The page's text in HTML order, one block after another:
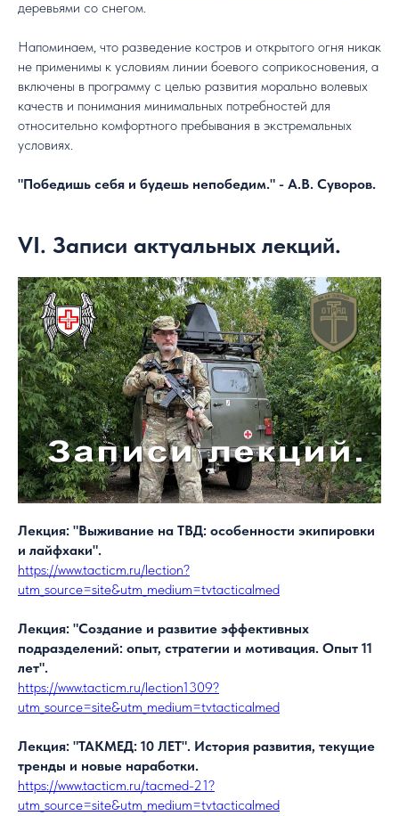
деревьями со снегом.
Напоминаем, что разведение костров и открытого огня никак
не применимы к условиям линии боевого соприкосновения, а
включены в программу с целью развития морально волевых
качеств и понимания минимальных потребностей для
относительно комфортного пребывания в экстремальных
условиях.
"Победишь себя и будешь непобедим." - А.В. Суворов.
VI. Записи актуальных лекций.
Лекция: "Выживание на ТВД: особенности экипировки
и лайфхаки".
https://www.tacticm.ru/lection?
utm_source=site&utm_medium=tvtacticalmed
Лекция: "Создание и развитие эффективных
подразделений: опыт, стратегии и мотивация. Опыт 11
лет".
https://www.tacticm.ru/lection1309?
utm_source=site&utm_medium=tvtacticalmed
Лекция: "ТАКМЕД: 10 ЛЕТ". История развития, текущие
тренды и новые наработки.
https://www.tacticm.ru/tacmed-21?
utm_source=site&utm_medium=tvtacticalmed